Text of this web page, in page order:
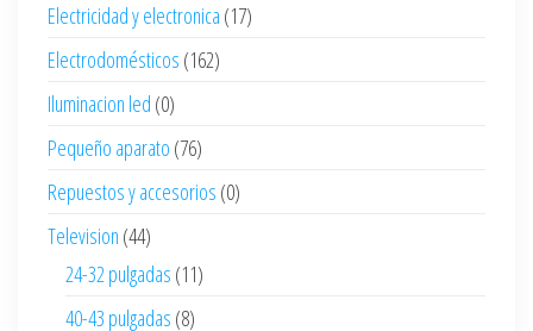
Electricidad y electronica (17)
Electrodomésticos (162)
Iluminacion led (0)
Pequeño aparato (76)
Repuestos y accesorios (0)
Television (44)
24-32 pulgadas (11)
40-43 pulgadas (8)